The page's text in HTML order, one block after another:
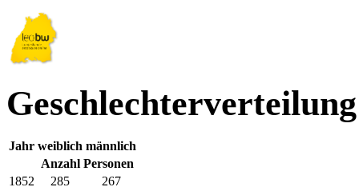
Jahr weiblich männlich
Anzahl Personen
1852
285
267